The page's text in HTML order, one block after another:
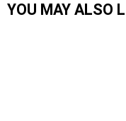
YOU MAY ALSO